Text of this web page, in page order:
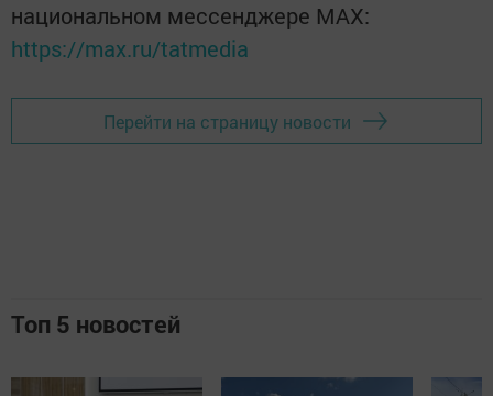
национальном мессенджере MАХ:
https://max.ru/tatmedia
Перейти на страницу новости
Топ 5 новостей